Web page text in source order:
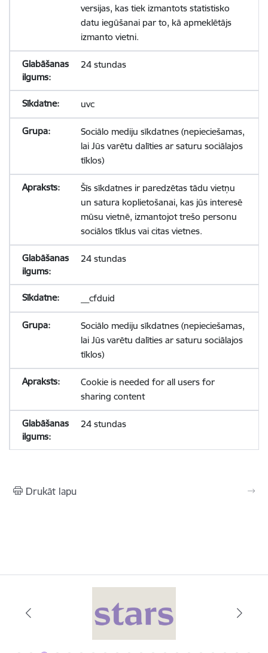
versijas, kas tiek izmantots statistisko
datu iegūšanai par to, kā apmeklētājs
izmanto vietni.
24 stundas
uvc
Sociālo mediju sīkdatnes (nepieciešamas,
lai Jūs varētu dalīties ar saturu sociālajos
tīklos)
Šīs sīkdatnes ir paredzētas tādu vietņu
un satura koplietošanai, kas jūs interesē
mūsu vietnē, izmantojot trešo personu
sociālos tīklus vai citas vietnes.
24 stundas
__cfduid
Sociālo mediju sīkdatnes (nepieciešamas,
lai Jūs varētu dalīties ar saturu sociālajos
tīklos)
Cookie is needed for all users for
sharing content
24 stundas
Drukāt lapu